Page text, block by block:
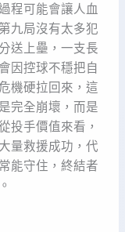
程可能會讓人血
九局沒有太多犯
送上壘，一支長
因控球不穩把自
機硬拉回來，這
完全崩壞，而是
投手價值來看，
量救援成功，代
能守住，終結者